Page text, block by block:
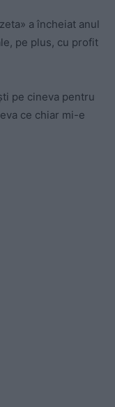
a încheiat anul
pe plus, cu profit
pe cineva pentru
ce chiar mi-e